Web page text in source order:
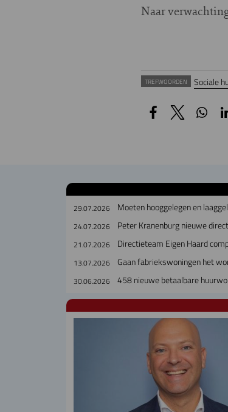
Naar
TREFWOORDEN Sociale
29.07.2026 Moeten hooggelegen en
24.07.2026 Peter Kranenburg nieuwe
21.07.2026 Directieteam Eigen Haard
13.07.2026 Gaan fabriekswoningen het
30.06.2026 458 nieuwe betaalbare